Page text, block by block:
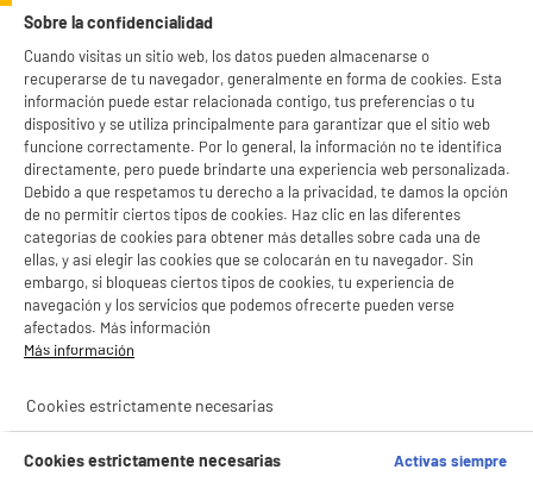
Rechazar todas
BIENVENIDO a ELECTRO
DEPOT
Sobre la confidencialidad
Cuando visitas un sitio web, los datos pueden almacenarse o
recuperarse de tu navegador, generalmente en forma de cookies. Esta
información puede estar relacionada contigo, tus preferencias o tu
dispositivo y se utiliza principalmente para garantizar que el sitio web
funcione correctamente. Por lo general, la información no te identifica
directamente, pero puede brindarte una experiencia web personalizada.
Debido a que respetamos tu derecho a la privacidad, te damos la opción
de no permitir ciertos tipos de cookies. Haz clic en las diferentes
categorías de cookies para obtener más detalles sobre cada una de
ellas, y así elegir las cookies que se colocarán en tu navegador. Sin
embargo, si bloqueas ciertos tipos de cookies, tu experiencia de
navegación y los servicios que podemos ofrecerte pueden verse
afectados. Más información
Más información
Cookies estrictamente necesarias
Cookies estrictamente necesarias
Activas siempre